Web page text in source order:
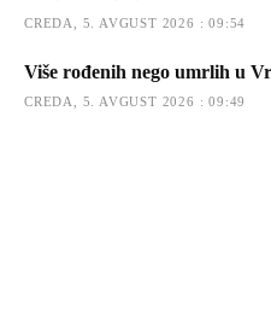
CREDA, 5. AVGUST 2026 : 09:54
Više rođenih nego umrlih u
CREDA, 5. AVGUST 2026 : 09:49